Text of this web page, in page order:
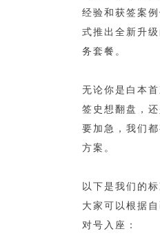
经验和获签案
式推出全新升
务套餐。
无论你是白本
签史想翻盘，
要加急，我们
方案。
以下是我们的
大家可以根据
对号入座：